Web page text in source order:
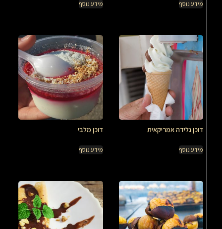
מידע נוסף מידע נוסף
דוכן גלידה אמריקאית
מידע נוסף
דוכן מלבי
מידע נוסף